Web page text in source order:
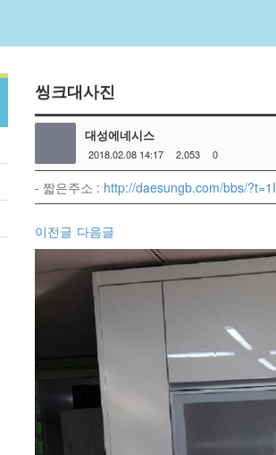
씽크대사진
대성에네시스
2018.02.08 14:17 2,053 0
- 짧은주소 : http://daesungb.com/bbs/?t=1I
이전글 다음글